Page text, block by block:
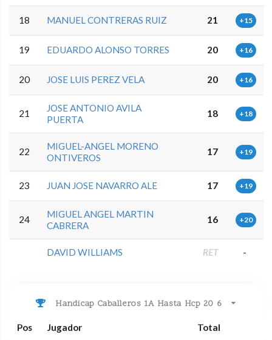
18 MANUEL CONTRERAS RUIZ 21 +15
19 EDUARDO ALONSO TORRES 20 +16
20 JOSE LUIS PEREZ VELA 20 +16
21
JOSE ANTONIO AVILA
PUERTA
18 +18
22
MIGUEL-ANGEL MORENO
ONTIVEROS
17 +19
23 JUAN JOSE NAVARRO ALE 17 +19
24
MIGUEL ANGEL MARTIN
CABRERA
16 +20
DAVID WILLIAMS RET -
Handicap Caballeros 1A Hasta Hcp 20 6
Pos Jugador Total